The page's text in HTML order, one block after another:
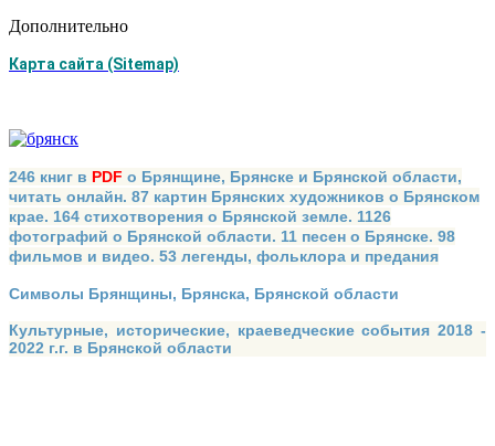
Дополнительно
Карта сайта (Sitemap)
246 книг в PDF о Брянщине, Брянске и Брянской области,
читать онлайн. 87 картин Брянских художников о Брянском
крае. 164 стихотворения о Брянской земле. 1126
фотографий о Брянской области. 11 песен о Брянске. 98
фильмов и видео. 53 легенды, фольклора и предания
Символы Брянщины, Брянска, Брянской области
Культурные, исторические, краеведческие события 2018 -
2022 г.г. в Брянской области